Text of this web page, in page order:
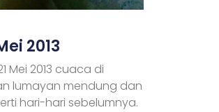
2013
Mei 2013 cuaca di
lumayan mendung dan
hari-hari sebelumnya.